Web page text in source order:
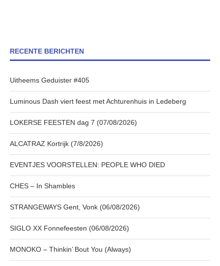
RECENTE BERICHTEN
Uitheems Geduister #405
Luminous Dash viert feest met Achturenhuis in Ledeberg
LOKERSE FEESTEN dag 7 (07/08/2026)
ALCATRAZ Kortrijk (7/8/2026)
EVENTJES VOORSTELLEN: PEOPLE WHO DIED
CHES – In Shambles
STRANGEWAYS Gent, Vonk (06/08/2026)
SIGLO XX Fonnefeesten (06/08/2026)
MONOKO – Thinkin’ Bout You (Always)